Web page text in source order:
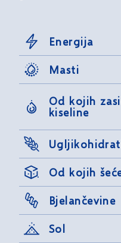
Energija
Masti
Od kojih
kiseline
Od kojih
Bjelančevine
Sol